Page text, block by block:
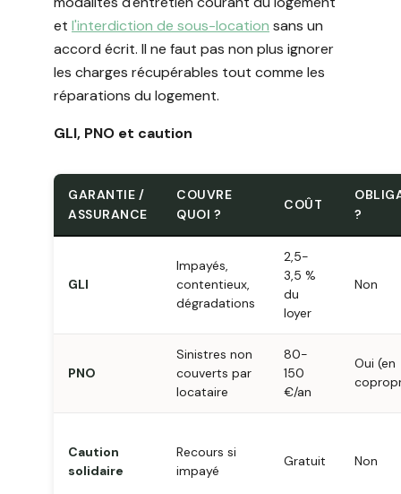
et l'interdiction de sous-location sans un
accord écrit. Il ne faut pas non plus ignorer
les charges récupérables tout comme les
réparations du logement.
GLI, PNO et caution
GARANTIE /
ASSURANCE
COUVRE
QUOI ?
COÛT
?
GLI
Impayés,
contentieux,
dégradations
2,5-
3,5 %
du
loyer
Non
PNO
Sinistres non
couverts par
locataire
80-
150
€/an
Oui (en
Caution
solidaire
Recours si
impayé
Gratuit Non